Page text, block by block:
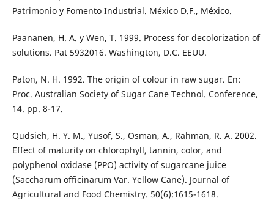
Patrimonio y Fomento Industrial. México D.F., México.
Paananen, H. A. y Wen, T. 1999. Process for decolorization of
solutions. Pat 5932016. Washington, D.C. EEUU.
Paton, N. H. 1992. The origin of colour in raw sugar. En:
Proc. Australian Society of Sugar Cane Technol. Conference,
14. pp. 8-17.
Qudsieh, H. Y. M., Yusof, S., Osman, A., Rahman, R. A. 2002.
Effect of maturity on chlorophyll, tannin, color, and
polyphenol oxidase (PPO) activity of sugarcane juice
(Saccharum officinarum Var. Yellow Cane). Journal of
Agricultural and Food Chemistry. 50(6):1615-1618.